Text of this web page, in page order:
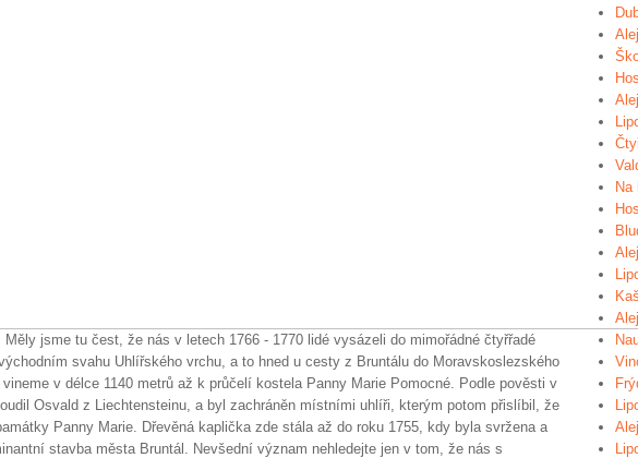
jsme tu čest, že nás v letech 1766 - 1770 lidé vysázeli do mimořádné čtyřřadé
svahu Uhlířského vrchu, a to hned u cesty z Bruntálu do Moravskoslezského
v délce 1140 metrů až k průčelí kostela Panny Marie Pomocné. Podle pověsti v
Osvald z Liechtensteinu, a byl zachráněn místními uhlíři, kterým potom přislíbil, že
Panny Marie. Dřevěná kaplička zde stála až do roku 1755, kdy byla svržena a
stavba města Bruntál. Nevšední význam nehledejte jen v tom, že nás s
Na